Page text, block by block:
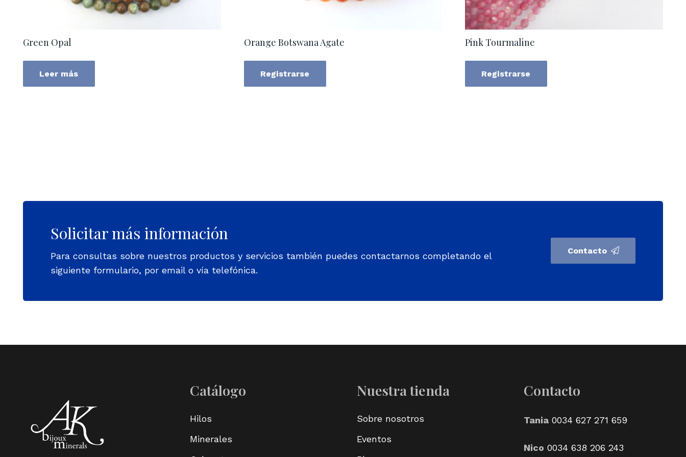
Green Opal
Leer más
Orange Botswana Agate
Registrarse
Pink Tourmaline
Registrarse
Solicitar más información
Para consultas sobre nuestros productos y servicios también puedes contactarnos completando el
siguiente formulario, por email o vía telefónica.
Contacto
Catálogo
Hilos
Minerales
Nuestra tienda
Sobre nosotros
Eventos
Contacto
Tania 0034 627 271 659
Nico 0034 638 206 243